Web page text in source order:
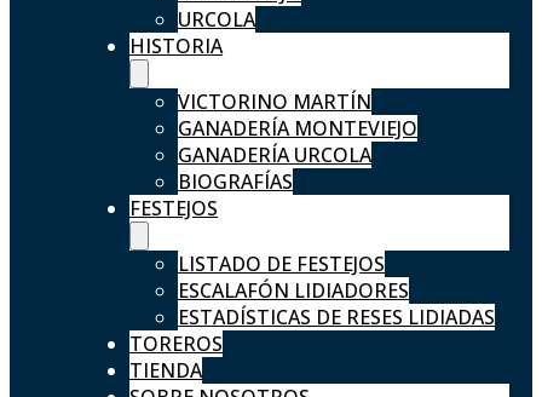
URCOLA
HISTORIA
VICTORINO MARTÍN
GANADERÍA MONTEVIEJO
GANADERÍA URCOLA
BIOGRAFÍAS
FESTEJOS
LISTADO DE FESTEJOS
ESCALAFÓN LIDIADORES
ESTADÍSTICAS DE RESES LIDIADAS
TOREROS
TIENDA